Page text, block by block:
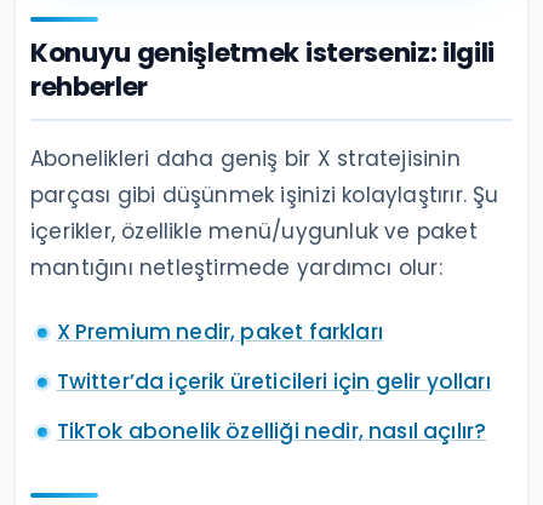
Konuyu genişletmek isterseniz: ilgili
rehberler
Abonelikleri daha geniş bir X stratejisinin
parçası gibi düşünmek işinizi kolaylaştırır. Şu
içerikler, özellikle menü/uygunluk ve paket
mantığını netleştirmede yardımcı olur:
X Premium nedir, paket farkları
Twitter’da içerik üreticileri için gelir yolları
TikTok abonelik özelliği nedir, nasıl açılır?